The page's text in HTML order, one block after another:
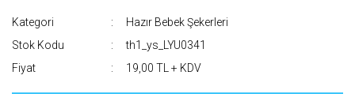
Kategori
Hazır Bebek Şekerleri
Stok Kodu
th1_ys_LYU0341
Fiyat
19,00 TL + KDV